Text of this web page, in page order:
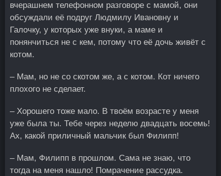
вчерашнем телефонном разговоре с мамой, они
обсуждали её подруг Людмилу Ивановну и
Галочку, у которых уже внуки, а маме и
понянчиться не с кем, потому что её дочь живёт с
котом.
– Мам, но не со скотом же, а с котом. Кот ничего
плохого не сделает.
– Хорошего тоже мало. В твоём возрасте у меня
уже была ты. Тебе через неделю двадцать восемь!
Ах, какой приличный мальчик был Филипп!
– Мам, Филипп в прошлом. Сама не знаю, что
тогда на меня нашло! Помрачение рассудка.